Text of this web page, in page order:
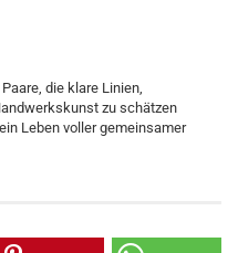
die klare Linien,
zu schätzen
Leben voller gemeinsamer